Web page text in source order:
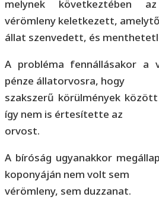
melynek következtében
vérömleny keletkezett,
állat szenvedett, és
A probléma fennállásakor a
pénze állatorvosra, hogy
szakszerű körülmények
így nem is értesítette az
orvost.
A bíróság ugyanakkor
koponyáján nem volt sem
vérömleny, sem duzzanat.